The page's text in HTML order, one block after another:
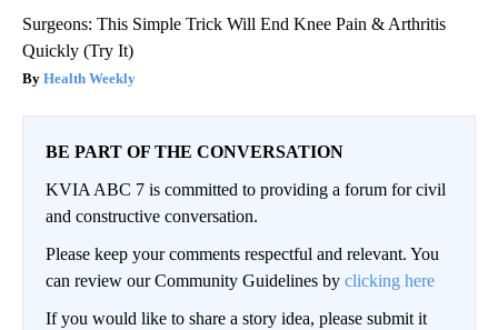
Surgeons: This Simple Trick Will End Knee Pain & Arthritis
Quickly (Try It)
Health Weekly
BE PART OF THE CONVERSATION
KVIA ABC 7 is committed to providing a forum for civil
and constructive conversation.
Please keep your comments respectful and relevant. You
can review our Community Guidelines by clicking here
If you would like to share a story idea, please submit it